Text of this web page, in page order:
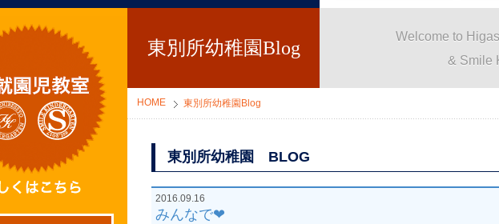
年間行事&アルバム 募集要
東別所幼稚園Blog
Welcome to
& Smile
HOME 東別所幼稚園Blog
東別所幼稚園 BLOG
2016.09.16
みんなで❤